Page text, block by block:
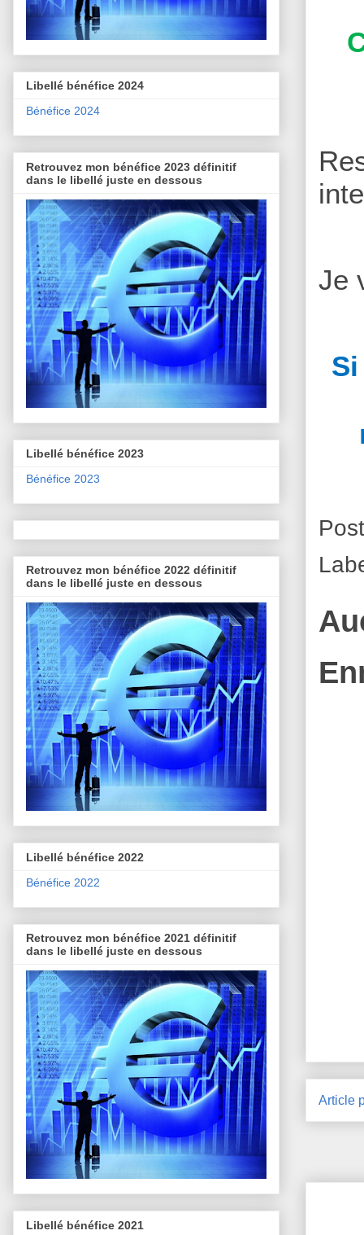
Je
Article
Libellé bénéfice 2024
Bénéfice 2024
Retrouvez mon bénéfice 2023 définitif
dans le libellé juste en dessous
Libellé bénéfice 2023
Bénéfice 2023
Retrouvez mon bénéfice 2022 définitif
dans le libellé juste en dessous
Libellé bénéfice 2022
Bénéfice 2022
Retrouvez mon bénéfice 2021 définitif
dans le libellé juste en dessous
Libellé bénéfice 2021